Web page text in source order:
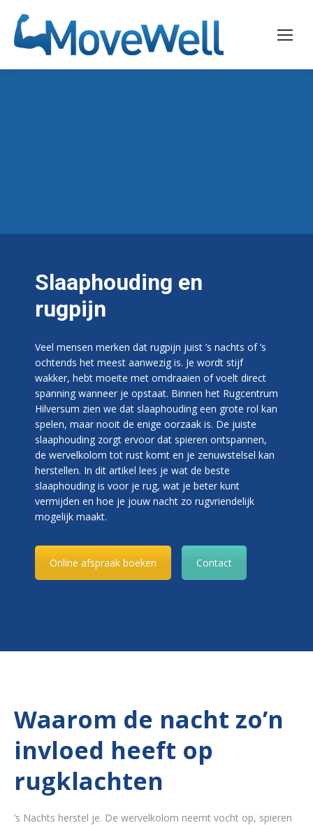
Slaaphouding en
rugpijn
Veel mensen merken dat rugpijn juist ’s nachts of ’s
ochtends het meest aanwezig is. Je wordt stijf
wakker, hebt moeite met omdraaien of voelt direct
spanning wanneer je opstaat. Binnen het Rugcentrum
Hilversum zien we dat slaaphouding een grote rol kan
spelen, maar nooit de enige oorzaak is. De juiste
slaaphouding zorgt ervoor dat spieren ontspannen,
de wervelkolom tot rust komt en je zenuwstelsel kan
herstellen. In dit artikel lees je wat de beste
slaaphouding is voor je rug, wat je beter kunt
vermijden en hoe je jouw nacht zo rugvriendelijk
mogelijk maakt.
Online afspraak boeken Contact
Waarom de nacht zo’n
invloed heeft op
rugklachten
’s Nachts herstel je. De wervelkolom neemt vocht op, spieren